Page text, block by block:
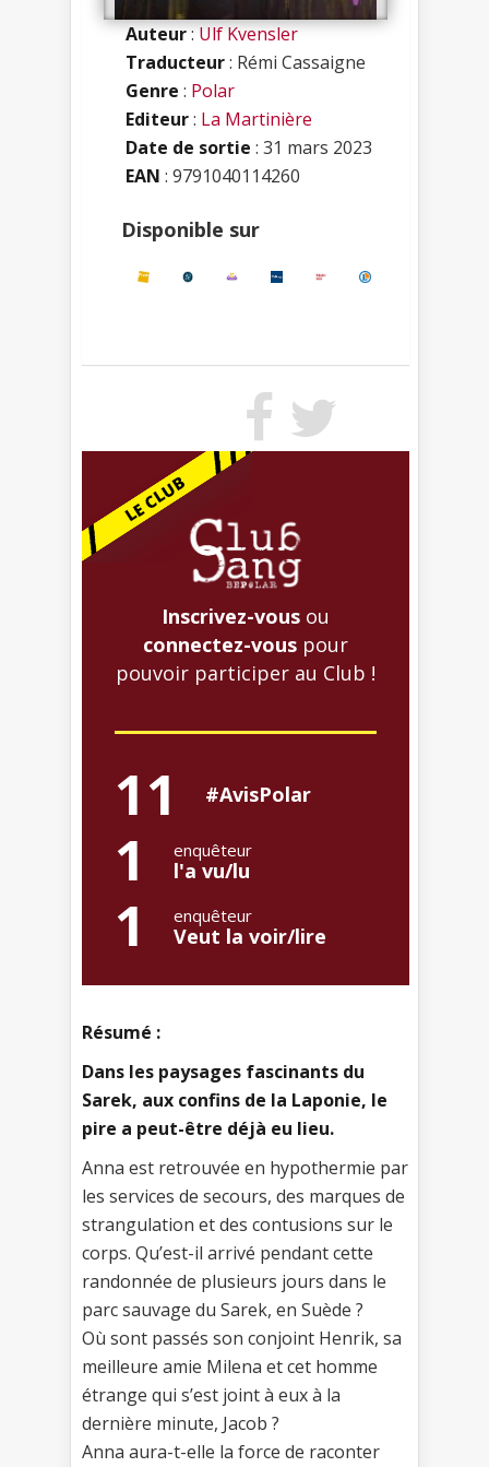
Auteur:Ulf Kvensler
Traducteur: Rémi Cassaigne
Genre : Polar
Editeur: La Martinière
Date de sortie : 31 mars 2023
EAN : 9791040114260
Disponible sur
Inscrivez-vous ou
connectez-vous pour
pouvoir participer au Club !
11 #AvisPolar
1 enquêteur
l'a vu/lu
1 enquêteur
Veut la voir/lire
Résumé :
Dans les paysages fascinants du
Sarek, aux confins de la Laponie, le
pire a peut-être déjà eu lieu.
Anna est retrouvée en hypothermie par
les services de secours, des marques de
strangulation et des contusions sur le
corps. Qu’est-il arrivé pendant cette
randonnée de plusieurs jours dans le
parc sauvage du Sarek, en Suède ?
Où sont passés son conjoint Henrik, sa
meilleure amie Milena et cet homme
étrange qui s’est joint à eux à la
dernière minute, Jacob ?
Anna aura-t-elle la force de raconter